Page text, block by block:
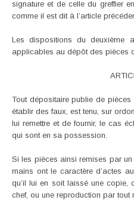
signature et de celle du greffier
comme il est dit à l’article
Les dispositions du deuxième
applicables au dépôt des pièces
Tout dépositaire publie de
établir des faux, est tenu, sur
lui remettre et de fournir, le cas
qui sont en sa possession.
Si les pièces ainsi remises par
mains ont le caractère d’actes
qu’il lui en soit laissé une copie,
chef, ou une reproduction par tout